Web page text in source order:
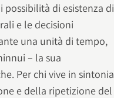
di esistenza di
e le decisioni
una unità di tempo,
– la sua
Per chi vive in sintonia
e della ripetizione del